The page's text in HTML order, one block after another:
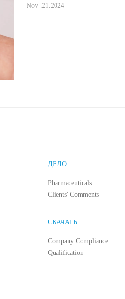
Nov .21.2024
ДЕЛО
Pharmaceuticals
Clients' Comments
СКАЧАТЬ
Company Compliance
Qualification